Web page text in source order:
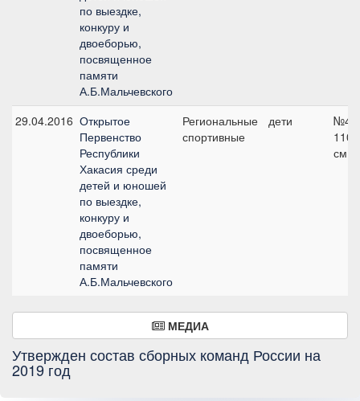
по выездке,
конкуру и
двоеборью,
посвященное
памяти
А.Б.Мальчевского
29.04.2016 Открытое
Первенство
Республики
Хакасия среди
детей и юношей
по выездке,
конкуру и
двоеборью,
посвященное
памяти
А.Б.Мальчевского
Региональные
спортивные
дети
№4,
110
см
МЕДИА
Утвержден состав сборных команд России на
2019 год